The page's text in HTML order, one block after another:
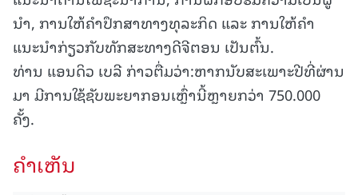
ນຳ, ການໃຫ້ຄຳປຶກສາທາງທຸລະກິດ ແລະ ການໃຫ້ຄຳ
ແນະນຳກ່ຽວກັບທັກສະທາງດີຈີຕອນ ເປັນຕົ້ນ.
ທ່ານ ແອນດິວ ເບລີ ກ່າວຕື່ມວ່າ:ຫາກນັບສະເພາະປີທີ່ຜ່ານ
ມາ ມີການໃຊ້ຊັບພະຍາກອນເຫຼົ່ານີ້ຫຼາຍກວ່າ 750.000
ຄັ້ງ.
ຄໍາເຫັນ